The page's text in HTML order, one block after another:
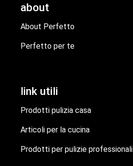
about
About Perfetto
Perfetto per te
link utili
Prodotti pulizia casa
Articoli per la cucina
Prodotti per pulizie professionali